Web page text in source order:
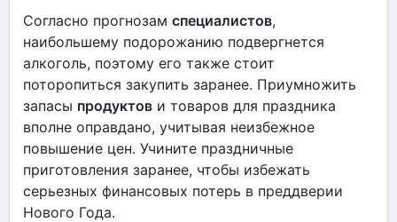
Согласно прогнозам специалистов,
наибольшему подорожанию подвергнется
алкоголь, поэтому его также стоит
поторопиться закупить заранее. Приумножить
запасы продуктов и товаров для праздника
вполне оправдано, учитывая неизбежное
повышение цен. Учините праздничные
приготовления заранее, чтобы избежать
серьезных финансовых потерь в преддверии
Нового Года.